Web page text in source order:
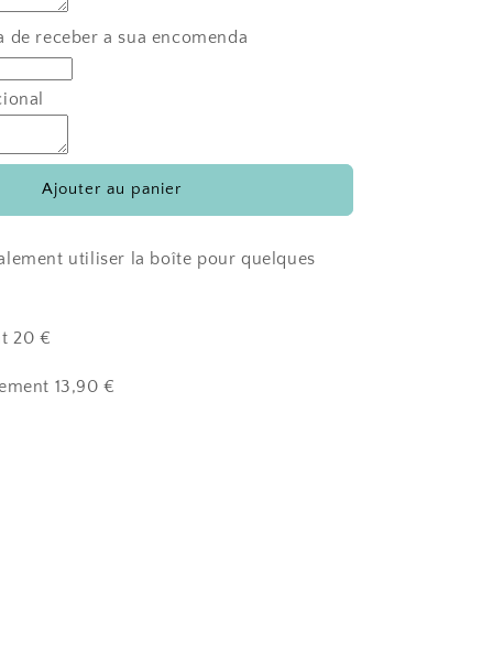
de receber a sua encomenda
Ajouter au panier
utiliser la boîte pour quelques
20 €
13,90 €